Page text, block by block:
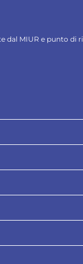
dal MIUR e punto